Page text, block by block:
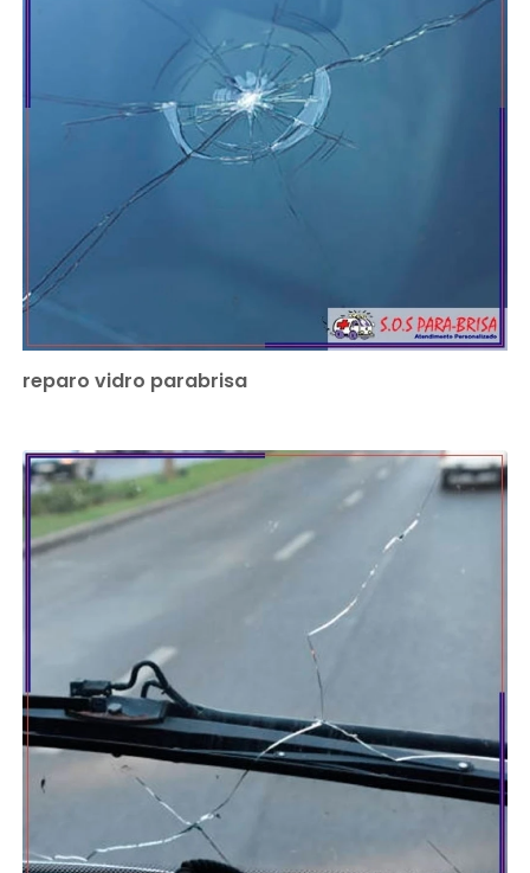
reparo vidro parabrisa